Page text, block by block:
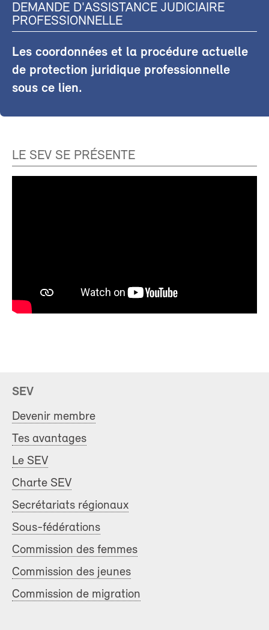
DEMANDE D'ASSISTANCE JUDICIAIRE
PROFESSIONNELLE
Les coordonnées et la procédure actuelle
de protection juridique professionnelle
sous ce lien.
LE SEV SE PRÉSENTE
SEV
Devenir membre
Tes avantages
Le SEV
Charte SEV
Secrétariats régionaux
Sous-fédérations
Commission des femmes
Commission des jeunes
Commission de migration